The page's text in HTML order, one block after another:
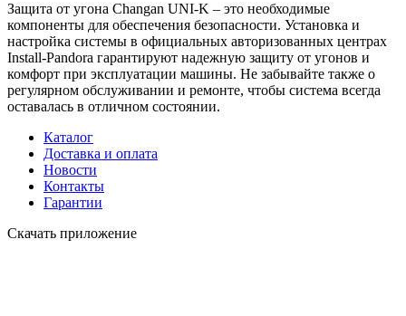
Защита от угона Changan UNI-K – это необходимые
компоненты для обеспечения безопасности. Установка и
настройка системы в официальных авторизованных центрах
Install-Pandora гарантируют надежную защиту от угонов и
комфорт при эксплуатации машины. Не забывайте также о
регулярном обслуживании и ремонте, чтобы система всегда
оставалась в отличном состоянии.
Каталог
Доставка и оплата
Новости
Контакты
Гарантии
Скачать приложение